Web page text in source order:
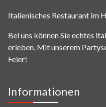
Italienisches Restaurant im
Bei uns können Sie echtes
erleben. Mit unserem
Feier!
Informationen